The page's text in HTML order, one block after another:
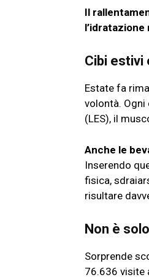
Il
Cibi estivi
Estate fa
volontà.
(LES), il
Anche le
Inserendo
fisica,
risultare
Non è
Sorprende
76.636 visite